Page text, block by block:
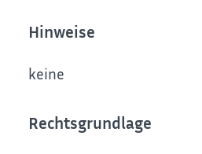
Hinweise
keine
Rechtsgrundlage